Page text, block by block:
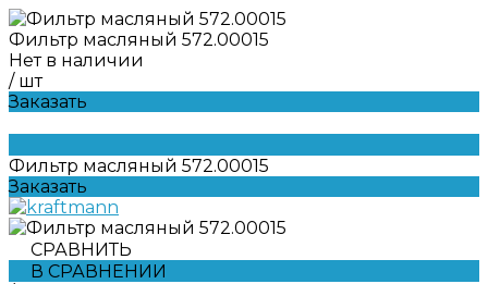
Фильтр масляный 572.00015
Нет в наличии
/ шт
Заказать
Фильтр масляный 572.00015
Заказать
СРАВНИТЬ
В СРАВНЕНИИ